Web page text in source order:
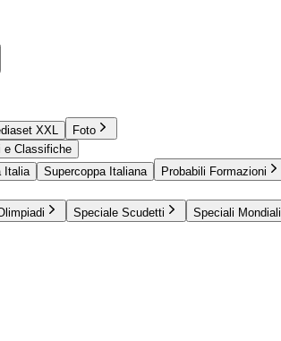
XXL
Foto
e Classifiche
Italia Supercoppa Italiana Probabili Formazioni
Speciale Scudetti Speciali Mondiali